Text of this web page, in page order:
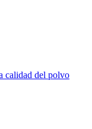
calidad del polvo